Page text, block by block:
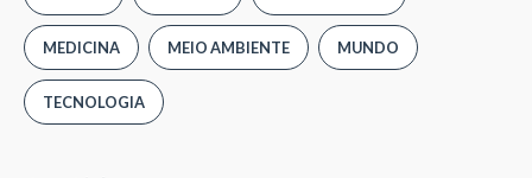
MEDICINA MEIO AMBIENTE MUNDO
TECNOLOGIA